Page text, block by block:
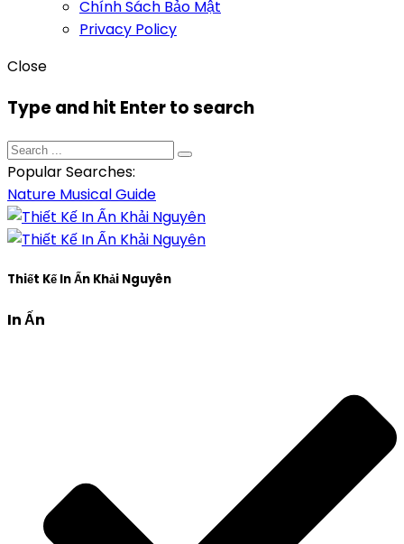
Chính Sách Bảo Mật
Privacy Policy
Close
Type and hit Enter to search
Popular Searches:
Nature MusicalGuide
Thiết Kế In Ấn Khải Nguyên
In Ấn